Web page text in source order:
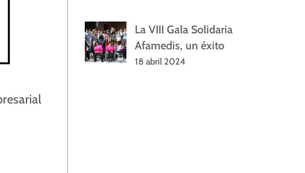
La VIII Gala Solidaria
Afamedis, un éxito
18 abril 2024